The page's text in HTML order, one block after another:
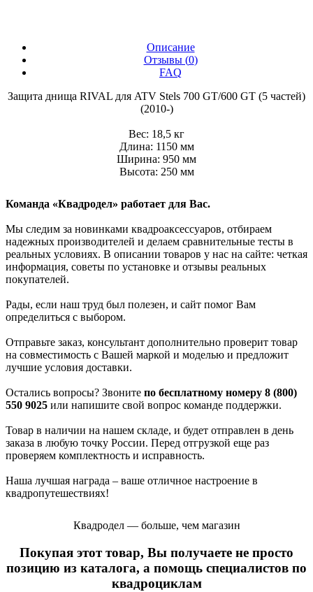
Описание
Отзывы (0)
FAQ
Защита днища RIVAL для ATV Stels 700 GT/600 GT (5 частей)
(2010-)
Вес: 18,5 кг
Длина: 1150 мм
Ширина: 950 мм
Высота: 250 мм
Команда «Квадродел» работает для Вас.
Мы следим за новинками квадроаксессуаров, отбираем
надежных производителей и делаем сравнительные тесты в
реальных условиях. В описании товаров у нас на сайте: четкая
информация, советы по установке и отзывы реальных
покупателей.
Рады, если наш труд был полезен, и сайт помог Вам
определиться с выбором.
Отправьте заказ, консультант дополнительно проверит товар
на совместимость с Вашей маркой и моделью и предложит
лучшие условия доставки.
Остались вопросы? Звоните по бесплатному номеру 8 (800)
550 9025 или напишите свой вопрос команде поддержки.
Товар в наличии на нашем складе, и будет отправлен в день
заказа в любую точку России. Перед отгрузкой еще раз
проверяем комплектность и исправность.
Наша лучшая награда – ваше отличное настроение в
квадропутешествиях!
Квадродел — больше, чем магазин
Покупая этот товар, Вы получаете не просто
позицию из каталога, а помощь специалистов по
квадроциклам